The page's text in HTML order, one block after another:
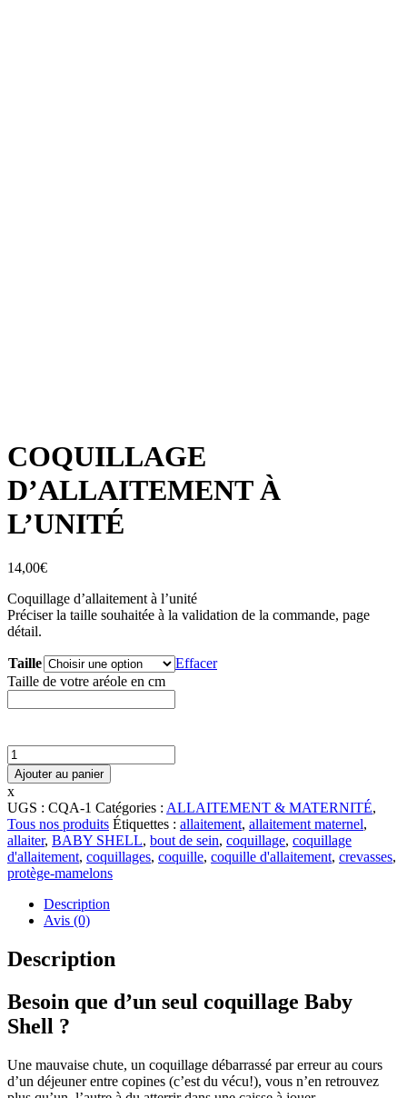
COQUILLAGE
D’ALLAITEMENT À
L’UNITÉ
14,00€
Coquillage d’allaitement à l’unité
Préciser la taille souhaitée à la validation de la commande, page
détail.
Taille
Effacer
Taille de votre aréole en cm
quantité
de
COQUILLAGE
D'ALLAITEMENT
À
L'UNITÉ
Ajouter au panier
x
UGS : CQA-1 Catégories : ALLAITEMENT & MATERNITÉ,
Tous nos produits Étiquettes : allaitement, allaitement maternel,
allaiter, BABY SHELL, bout de sein, coquillage, coquillage
d'allaitement, coquillages, coquille, coquille d'allaitement, crevasses,
protège-mamelons
Description
Avis (0)
Description
Besoin que d’un seul coquillage Baby
Shell ?
Une mauvaise chute, un coquillage débarrassé par erreur au cours
d’un déjeuner entre copines (c’est du vécu!), vous n’en retrouvez